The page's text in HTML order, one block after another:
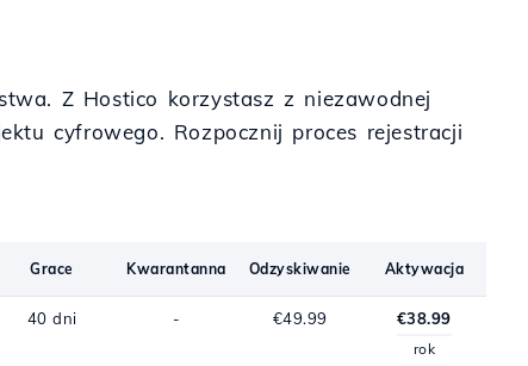
Z Hostico korzystasz z niezawodnej
cyfrowego. Rozpocznij proces rejestracji
Grace Kwarantanna Odzyskiwanie Aktywacja
40 dni - €49.99 €38.99
rok